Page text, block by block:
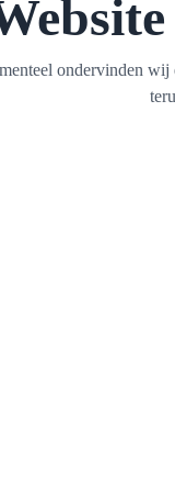
ondervinden wij